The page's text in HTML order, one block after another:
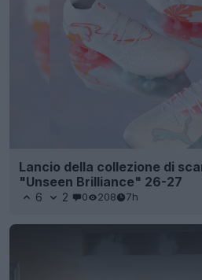
Lancio della collezione di
"Unseen Brilliance" 26-27
6 2 0 208 7h